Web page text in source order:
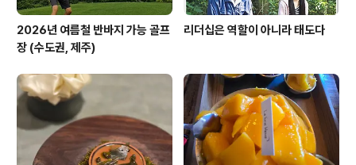
2026년 여름철 반바지 가능 골프
장 (수도권, 제주)
리더십은 역할이 아니라 태도다